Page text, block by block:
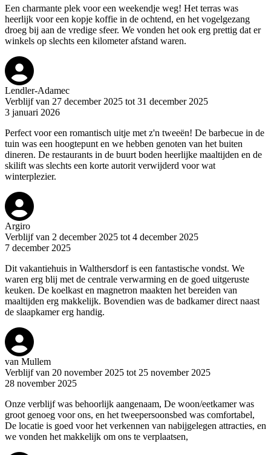
Een charmante plek voor een weekendje weg! Het terras was
heerlijk voor een kopje koffie in de ochtend, en het vogelgezang
droeg bij aan de vredige sfeer. We vonden het ook erg prettig dat er
winkels op slechts een kilometer afstand waren.
Lendler-Adamec
Verblijf van 27 december 2025 tot 31 december 2025
3 januari 2026
Perfect voor een romantisch uitje met z'n tweeën! De barbecue in de
tuin was een hoogtepunt en we hebben genoten van het buiten
dineren. De restaurants in de buurt boden heerlijke maaltijden en de
skilift was slechts een korte autorit verwijderd voor wat
winterplezier.
Argiro
Verblijf van 2 december 2025 tot 4 december 2025
7 december 2025
Dit vakantiehuis in Walthersdorf is een fantastische vondst. We
waren erg blij met de centrale verwarming en de goed uitgeruste
keuken. De koelkast en magnetron maakten het bereiden van
maaltijden erg makkelijk. Bovendien was de badkamer direct naast
de slaapkamer erg handig.
van Mullem
Verblijf van 20 november 2025 tot 25 november 2025
28 november 2025
Onze verblijf was behoorlijk aangenaam, De woon/eetkamer was
groot genoeg voor ons, en het tweepersoonsbed was comfortabel,
De locatie is goed voor het verkennen van nabijgelegen attracties, en
we vonden het makkelijk om ons te verplaatsen,